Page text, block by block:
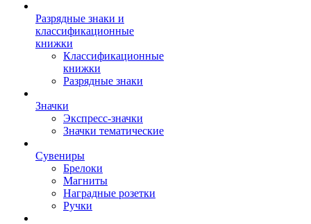
Разрядные знаки и
классификационные
книжки
Классификационные
книжки
Разрядные знаки
Значки
Экспресс-значки
Значки тематические
Сувениры
Брелоки
Магниты
Наградные розетки
Ручки